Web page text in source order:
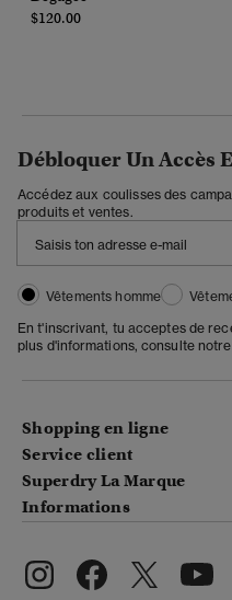
$120.00
Débloquer Un Accès
Accédez aux coulisses des
produits et ventes.
Vêtements homme
En t'inscrivant, tu acceptes de
plus d'informations, consulte notre
Shopping en ligne
Service client
Superdry La Marque
Informations